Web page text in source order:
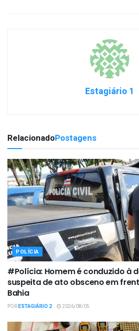
Estagiário 1
RelacionadoPostagens
POLÍCIA
#Polícia: Homem é conduzido à
suspeita de ato obsceno em
Bahia
PORESTAGIÁRIO 2 2026/08/05